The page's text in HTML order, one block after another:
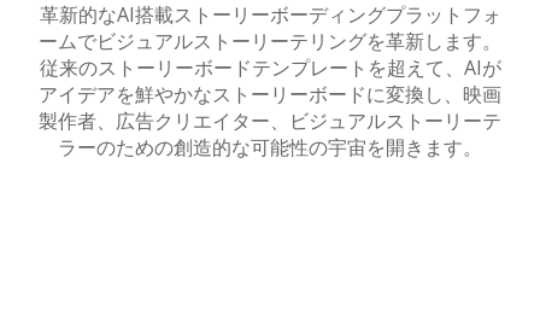
革新的なAI搭載ストーリーボーディングプラットフォ
ームでビジュアルストーリーテリングを革新します。
従来のストーリーボードテンプレートを超えて、AIが
アイデアを鮮やかなストーリーボードに変換し、映画
製作者、広告クリエイター、ビジュアルストーリーテ
ラーのための創造的な可能性の宇宙を開きます。